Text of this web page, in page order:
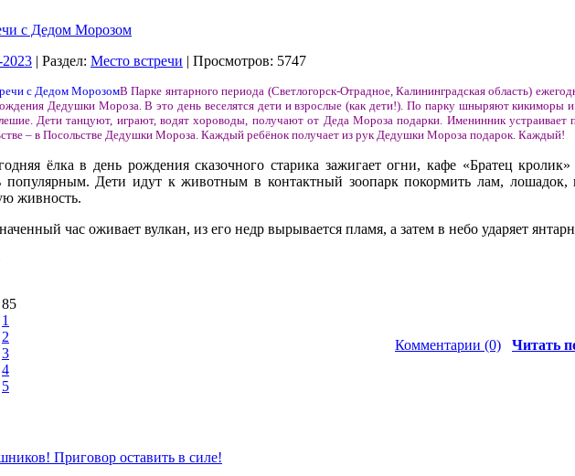
с Дедом Морозом
2023 | Раздел: Место встречи | Просмотров: 5747
В Парке янтарного периода (Светлогорск-Отрадное, Калининградская область)
Дедушки Мороза. В это день веселятся дети и взрослые (как дети!). По парку шныряют кикиморы
Дети танцуют, играют, водят хороводы, получают от Деда Мороза подарки. Именинник устраивает
– в Посольстве Дедушки Мороза. Каждый ребёнок получает из рук Дедушки Мороза подарок. Каждый!
ёлка в день рождения сказочного старика зажигает огни, кафе «Братец кролик»
популярным. Дети идут к животным в контактный зоопарк покормить лам, лошадок,
живность.
час оживает вулкан, из его недр вырывается пламя, а затем в небо ударяет
85
1
2
3
4
5
Комментарии (0) Читать
Приговор оставить в силе!